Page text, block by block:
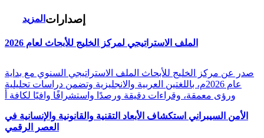
المزيد إصدارات
الملف الاستراتيجي لمركز الخليج للأبحاث لعام 2026
صدر عن مركز الخليج للأبحاث الملف الاستراتيجي السنوي مع بداية
عام 2026م، باللغتين العربية والانجليزية وتضمن دراسات تحليلية
ورؤى معمقة، وقراءات دقيقة ورصدًا واستشرافًا وافيًا لكافة أ
الأمن السيبراني استكشاف الأبعاد التقنية والقانونية والإنسانية في
العصر الرقمي